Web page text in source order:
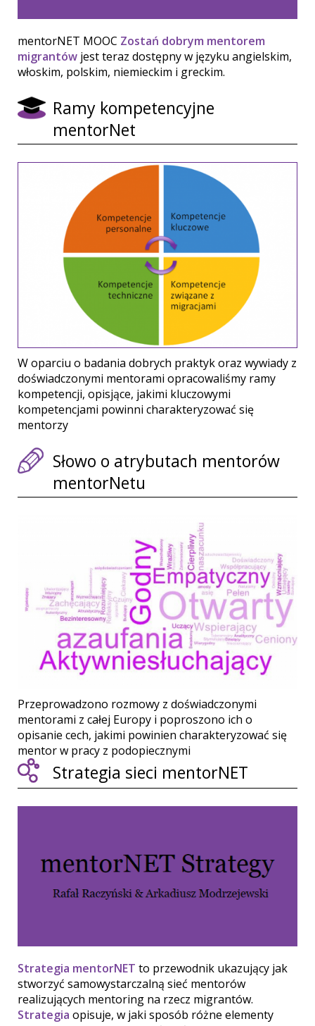
mentorNET MOOC Zostań dobrym mentorem
migrantów jest teraz dostępny w języku angielskim,
włoskim, polskim, niemieckim i greckim.
Ramy kompetencyjne
mentorNet
W oparciu o badania dobrych praktyk oraz wywiady z
doświadczonymi mentorami opracowaliśmy ramy
kompetencji, opisjące, jakimi kluczowymi
kompetencjami powinni charakteryzować się
mentorzy
Słowo o atrybutach mentorów
mentorNetu
Przeprowadzono rozmowy z doświadczonymi
mentorami z całej Europy i poproszono ich o
opisanie cech, jakimi powinien charakteryzować się
mentor w pracy z podopiecznymi
Strategia sieci mentorNET
Strategia mentorNET to przewodnik ukazujący jak
stworzyć samowystarczalną sieć mentorów
realizujących mentoring na rzecz migrantów.
Strategia opisuje, w jaki sposób różne elementy